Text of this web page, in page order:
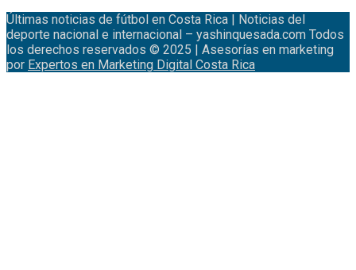
Últimas noticias de fútbol en Costa Rica | Noticias del
deporte nacional e internacional – yashinquesada.com Todos
los derechos reservados © 2025 | Asesorías en marketing
por Expertos en Marketing Digital Costa Rica